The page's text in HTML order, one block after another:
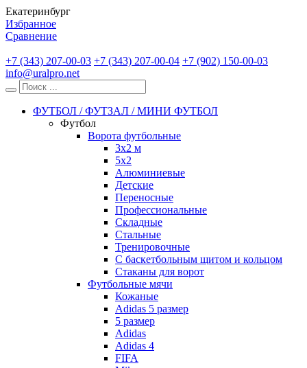
Екатеринбург
Избранное
Сравнение
+7 (343) 207-00-03 +7 (343) 207-00-04 +7 (902) 150-00-03
info@uralpro.net
ФУТБОЛ / ФУТЗАЛ / МИНИ ФУТБОЛ
Футбол
Ворота футбольные
3х2 м
5х2
Алюминиевые
Детские
Переносные
Профессиональные
Складные
Стальные
Тренировочные
С баскетбольным щитом и кольцом
Стаканы для ворот
Футбольные мячи
Кожаные
Adidas 5 размер
5 размер
Adidas
Adidas 4
FIFA